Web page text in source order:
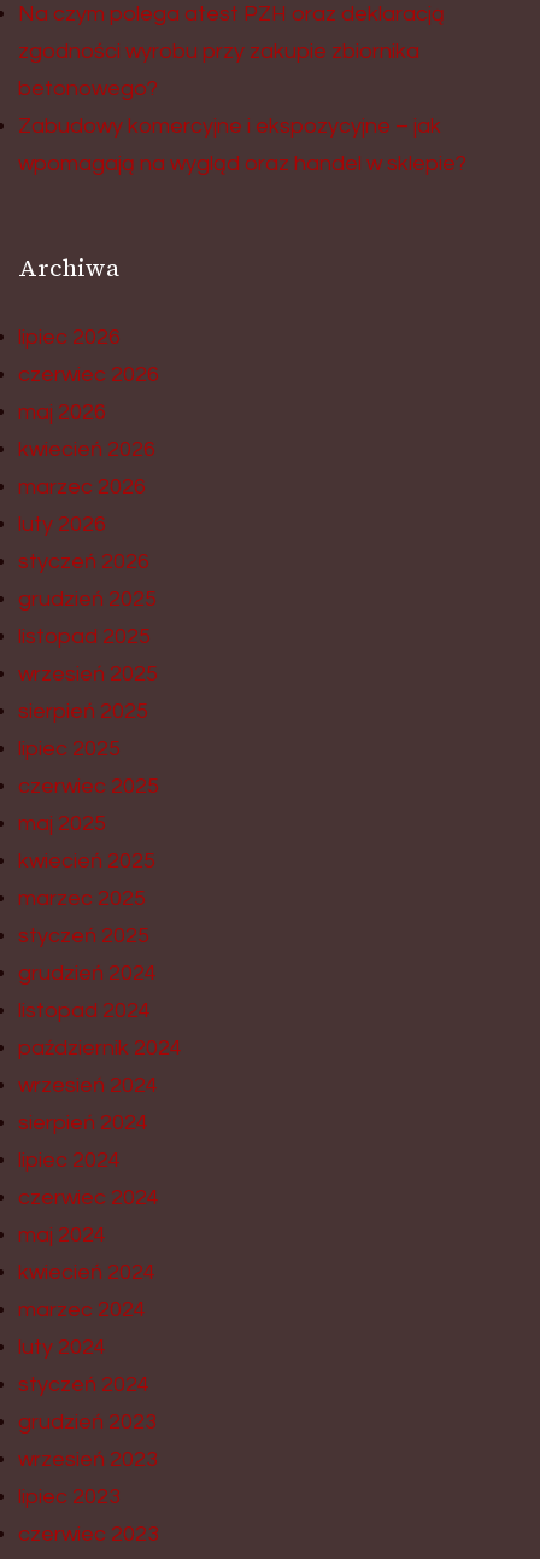
Na czym polega atest PZH oraz deklaracją
zgodności wyrobu przy zakupie zbiornika
betonowego?
Zabudowy komercyjne i ekspozycyjne – jak
wpomagają na wygląd oraz handel w sklepie?
Archiwa
lipiec 2026
czerwiec 2026
maj 2026
kwiecień 2026
marzec 2026
luty 2026
styczeń 2026
grudzień 2025
listopad 2025
wrzesień 2025
sierpień 2025
lipiec 2025
czerwiec 2025
maj 2025
kwiecień 2025
marzec 2025
styczeń 2025
grudzień 2024
listopad 2024
październik 2024
wrzesień 2024
sierpień 2024
lipiec 2024
czerwiec 2024
maj 2024
kwiecień 2024
marzec 2024
luty 2024
styczeń 2024
grudzień 2023
wrzesień 2023
lipiec 2023
czerwiec 2023